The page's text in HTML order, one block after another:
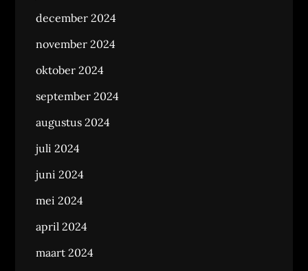
december 2024
november 2024
oktober 2024
september 2024
augustus 2024
juli 2024
juni 2024
mei 2024
april 2024
maart 2024